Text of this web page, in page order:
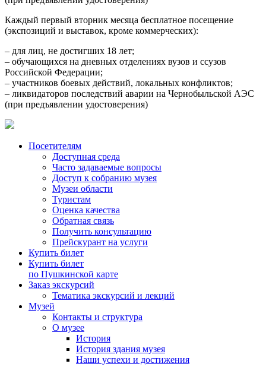
Каждый первый вторник месяца бесплатное посещение
(экспозиций и выставок, кроме коммерческих):
– для лиц, не достигших 18 лет;
– обучающихся на дневных отделениях вузов и ссузов
Российской Федерации;
– участников боевых действий, локальных конфликтов;
– ликвидаторов последствий аварии на Чернобыльской АЭС
(при предъявлении удостоверения)
Посетителям
Доступная среда
Часто задаваемые вопросы
Доступ к собранию музея
Музеи области
Туристам
Оценка качества
Обратная связь
Получить консультацию
Прейскурант на услуги
Купить билет
Купить билет
по Пушкинской карте
Заказ экскурсий
Тематика экскурсий и лекций
Музей
Контакты и структура
О музее
История
История здания музея
Наши успехи и достижения